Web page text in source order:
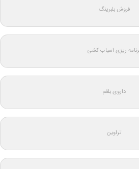
فروش بلبرینگ
ریزی اسباب کشی
داروی بلغم
تراوین